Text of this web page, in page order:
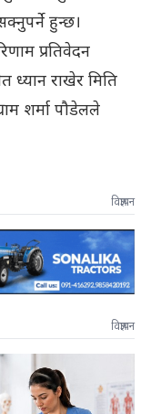
हुन्छ।
प्रतिवेदन
ध्यान राखेर मिति
शर्मा पौडेलले
विज्ञापन
विज्ञापन